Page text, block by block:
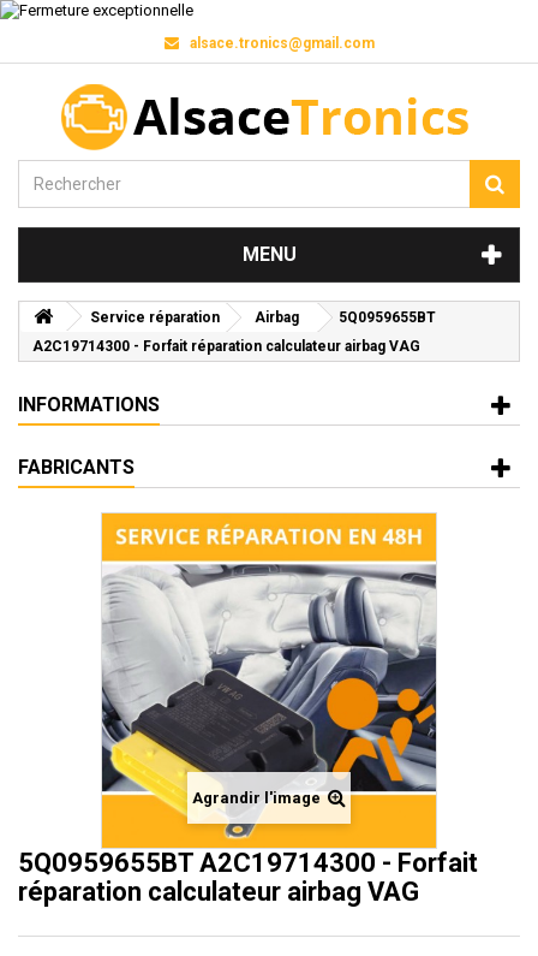
alsace.tronics@gmail.com
MENU
Service réparation Airbag
5Q0959655BT
A2C19714300 - Forfait réparation calculateur airbag VAG
INFORMATIONS
FABRICANTS
Agrandir l'image
5Q0959655BT A2C19714300 - Forfait
réparation calculateur airbag VAG